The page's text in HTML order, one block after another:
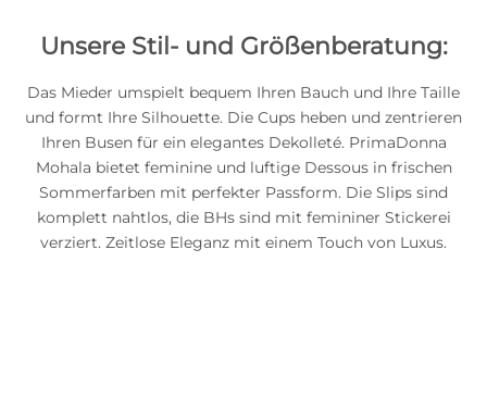
Unsere Stil- und Größenberatung:
Das Mieder umspielt bequem Ihren Bauch und Ihre Taille
und formt Ihre Silhouette. Die Cups heben und zentrieren
Ihren Busen für ein elegantes Dekolleté. PrimaDonna
Mohala bietet feminine und luftige Dessous in frischen
Sommerfarben mit perfekter Passform. Die Slips sind
komplett nahtlos, die BHs sind mit femininer Stickerei
verziert. Zeitlose Eleganz mit einem Touch von Luxus.